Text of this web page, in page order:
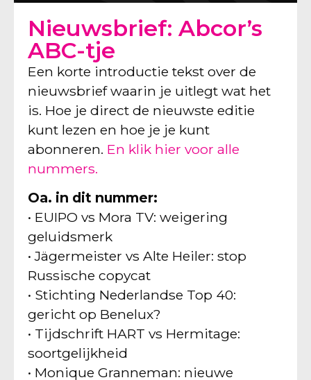
Nieuwsbrief: Abcor’s
ABC-tje
Een korte introductie tekst over de
nieuwsbrief waarin je uitlegt wat het
is. Hoe je direct de nieuwste editie
kunt lezen en hoe je je kunt
abonneren. En klik hier voor alle
nummers.
Oa. in dit nummer:
• EUIPO vs Mora TV: weigering
geluidsmerk
• Jägermeister vs Alte Heiler: stop
Russische copycat
• Stichting Nederlandse Top 40:
gericht op Benelux?
• Tijdschrift HART vs Hermitage:
soortgelijkheid
• Monique Granneman: nieuwe